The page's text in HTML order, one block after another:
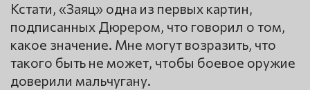
Кстати, «Заяц» одна из первых картин,
подписанных Дюрером, что говорил о том,
какое значение. Мне могут возразить, что
такого быть не может, чтобы боевое оружие
доверили мальчугану.